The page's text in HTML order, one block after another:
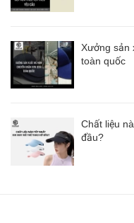
Xưởng sản
toàn quốc
Chất liệu
đầu?